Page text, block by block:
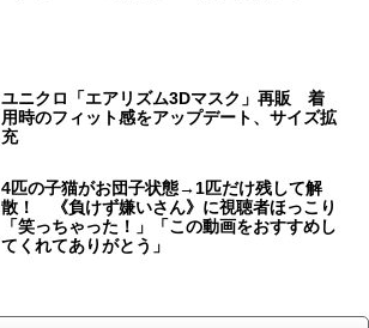
ユニクロ「エアリズム3Dマスク」再販 着
用時のフィット感をアップデート、サイズ拡
充
4匹の子猫がお団子状態→1匹だけ残して解
散！ 《負けず嫌いさん》に視聴者ほっこり
「笑っちゃった！」「この動画をおすすめし
てくれてありがとう」